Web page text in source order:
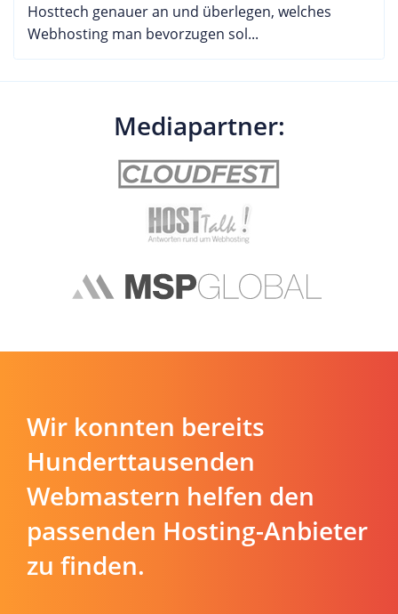
Hosttech genauer an und überlegen, welches
Webhosting man bevorzugen sol...
Mediapartner:
Wir konnten bereits
Hunderttausenden
Webmastern helfen den
passenden Hosting-Anbieter
zu finden.